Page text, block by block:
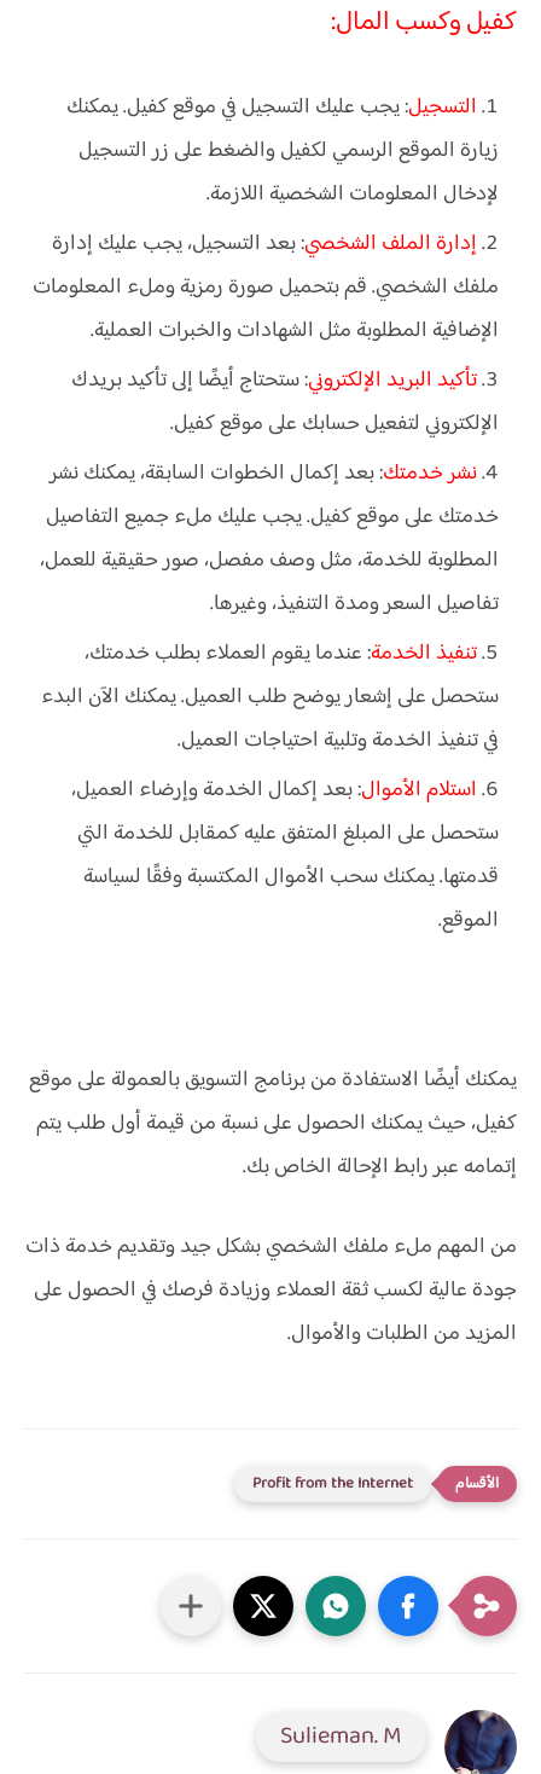
كفيل وكسب المال:
التسجيل: يجب عليك التسجيل في موقع كفيل. يمكنك
زيارة الموقع الرسمي لكفيل والضغط على زر التسجيل
لإدخال المعلومات الشخصية اللازمة.
إدارة الملف الشخصي: بعد التسجيل، يجب عليك إدارة
ملفك الشخصي. قم بتحميل صورة رمزية وملء المعلومات
الإضافية المطلوبة مثل الشهادات والخبرات العملية.
تأكيد البريد الإلكتروني: ستحتاج أيضًا إلى تأكيد بريدك
الإلكتروني لتفعيل حسابك على موقع كفيل.
نشر خدمتك: بعد إكمال الخطوات السابقة، يمكنك نشر
خدمتك على موقع كفيل. يجب عليك ملء جميع التفاصيل
المطلوبة للخدمة، مثل وصف مفصل، صور حقيقية للعمل،
تفاصيل السعر ومدة التنفيذ، وغيرها.
تنفيذ الخدمة: عندما يقوم العملاء بطلب خدمتك،
ستحصل على إشعار يوضح طلب العميل. يمكنك الآن البدء
في تنفيذ الخدمة وتلبية احتياجات العميل.
استلام الأموال: بعد إكمال الخدمة وإرضاء العميل،
ستحصل على المبلغ المتفق عليه كمقابل للخدمة التي
قدمتها. يمكنك سحب الأموال المكتسبة وفقًا لسياسة
الموقع.
يمكنك أيضًا الاستفادة من برنامج التسويق بالعمولة على موقع
كفيل، حيث يمكنك الحصول على نسبة من قيمة أول طلب يتم
إتمامه عبر رابط الإحالة الخاص بك.
من المهم ملء ملفك الشخصي بشكل جيد وتقديم خدمة ذات
جودة عالية لكسب ثقة العملاء وزيادة فرصك في الحصول على
المزيد من الطلبات والأموال.
Profit from the Internet
Sulieman. M